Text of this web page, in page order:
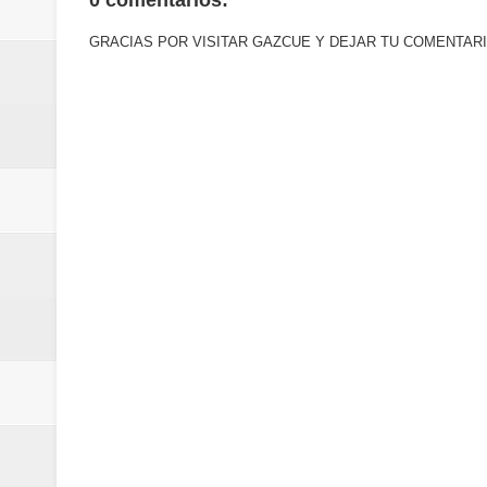
GRACIAS POR VISITAR GAZCUE Y DEJAR TU